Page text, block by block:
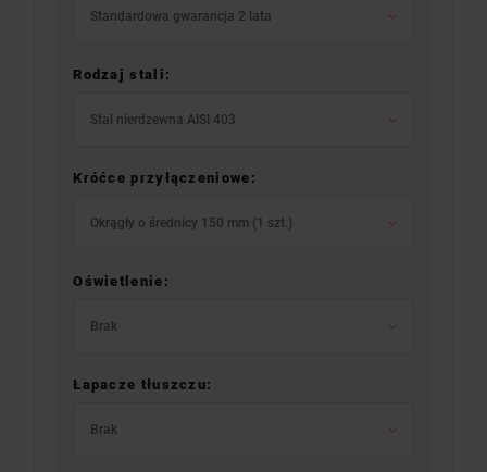
Standardowa gwarancja 2 lata
Rodzaj stali:
Stal nierdzewna AISI 403
Króćce przyłączeniowe:
Okrągły o średnicy 150 mm (1 szt.)
Oświetlenie:
Brak
Łapacze tłuszczu:
Brak